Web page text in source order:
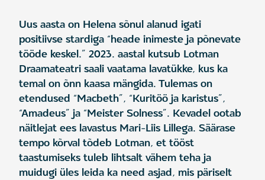
Uus aasta on Helena sõnul alanud igati
positiivse stardiga “heade inimeste ja põnevate
tööde keskel.” 2023. aastal kutsub Lotman
Draamateatri saali vaatama lavatükke, kus ka
temal on õnn kaasa mängida. Tulemas on
etendused “Macbeth”, “Kuritöö ja karistus”,
“Amadeus” ja “Meister Solness”. Kevadel ootab
näitlejat ees lavastus Mari-Liis Lillega. Säärase
tempo kõrval tõdeb Lotman, et tööst
taastumiseks tuleb lihtsalt vähem teha ja
muidugi üles leida ka need asjad, mis päriselt